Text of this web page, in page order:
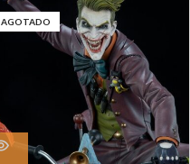
AGOTADO